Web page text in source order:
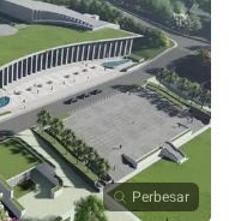
Perbesar